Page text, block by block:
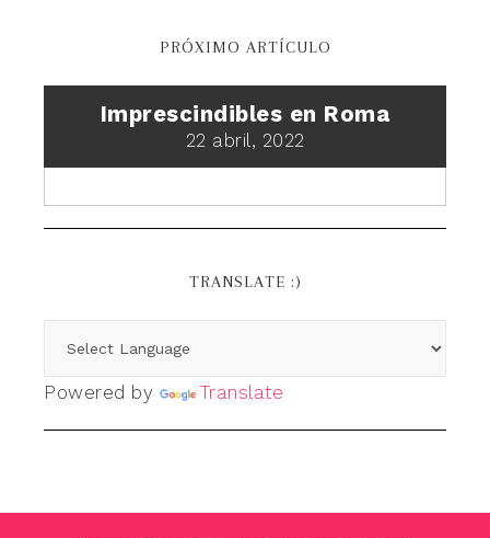
PRÓXIMO ARTÍCULO
Imprescindibles en Roma
22 abril, 2022
TRANSLATE :)
Powered by Translate